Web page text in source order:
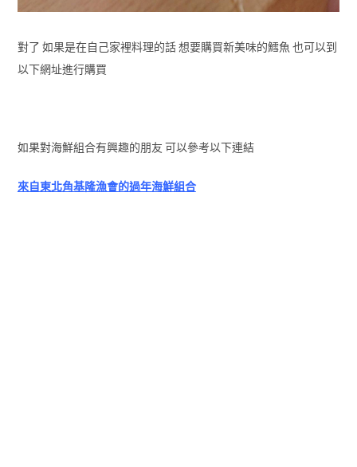
對了 如果是在自己家裡料理的話 想要購買新美味的鱈魚 也可以到
以下網址進行購買
如果對海鮮組合有興趣的朋友 可以參考以下連結
來自東北角基隆漁會的過年海鮮組合